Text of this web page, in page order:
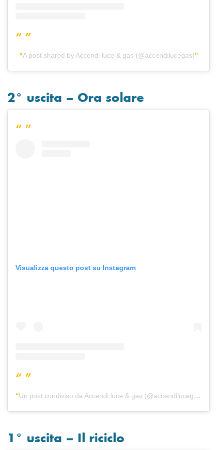
A post shared by Accendi luce & gas (@accendilucegas)
2° uscita – Ora solare
Visualizza questo post su Instagram
Un post condiviso da Accendi luce & gas (@accendilucegas)
1° uscita – Il riciclo